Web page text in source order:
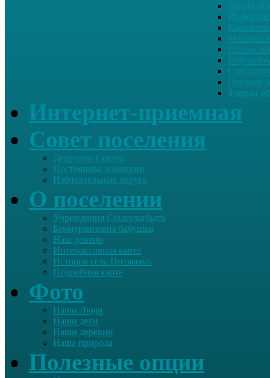
Архив
Местное
Планы
Порядок
Формы
Интернет-приемная
Совет поселения
Депутаты Совета
Постоянныt комиссии
Избирательные округа
О поселении
Учреждения Соцкультбыта
Бекмурзинские бабушки
Наш доктор
Интерактивная карта
История села Питяково.
Подробная карта
Фото
Наши Люди
Наши дети
Наши деревни
Наша природа
Полезные опции